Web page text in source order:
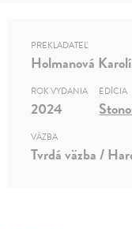
PREKLADATEĽ
Holmanová
ROK VYDANIA
2024
EDÍCIA
VÄZBA
Tvrdá väzba /